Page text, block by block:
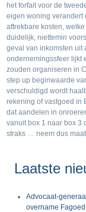
het forfait voor de
eigen woning verandert
aftrekbare kosten,
duidelijk, niettemin
geval van inkomsten uit
ondernemingssfeer lijkt
zouden organiseren in
step up beginwaarde
verschuldigd wordt
rekening of vastgoed in
dat aandelen in
vanuit box 1 naar box 3
straks … neem dus
Laatste
Advocaat-
overname